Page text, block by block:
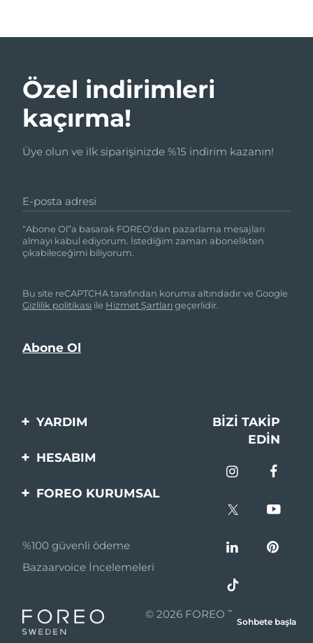
Özel indirimleri
kaçırma!
Üye olun ve ilk siparişinizde %15 indirim kazanın!
E-posta adresi
“Abone Ol”a basarak FOREO'dan pazarlama mesajları
almayı kabul ediyorum. İstediğim zaman abonelikten
çıkabileceğimi biliyorum.
Bu site reCAPTCHA tarafından koruma altındadır ve Google
Gizlilik politikası ile Hizmet Şartlarıgeçerlidir.
YARDIM
Bi̇zi̇mle İleti̇şi̇me Geçi̇n
BIZI TAKIP
EDIN
HESABIM
Ürün Kaydı
FOREO KURUMSAL
Ortaklik Programi
Ortaklık haberleri
Perakende Satış
%100 güvenli ödeme
Bazaarvoice İncelemeleri
© 2026 FOREO Tüm hakları
saklıdır.
Sohbete başla